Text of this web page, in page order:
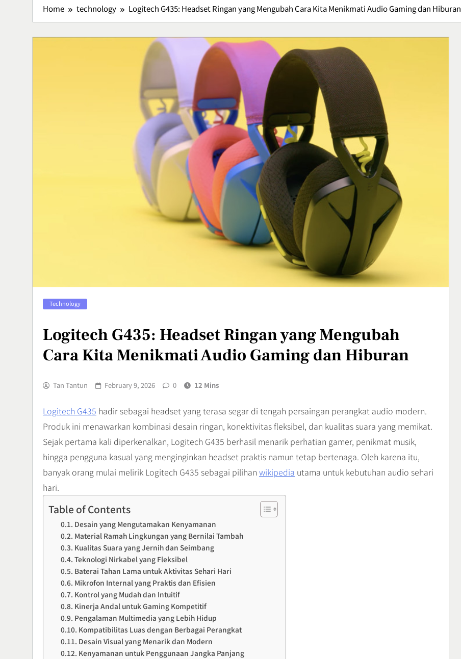
Home technology Logitech G435: Headset Ringan yang Mengubah Cara Kita Menikmati Audio Gaming dan Hiburan
Technology
Logitech G435: Headset Ringan yang Mengubah
Cara Kita Menikmati Audio Gaming dan Hiburan
Tan Tantun February 9, 2026 0 12 Mins
Logitech G435 hadir sebagai headset yang terasa segar di tengah persaingan perangkat audio modern.
Produk ini menawarkan kombinasi desain ringan, konektivitas fleksibel, dan kualitas suara yang memikat.
Sejak pertama kali diperkenalkan, Logitech G435 berhasil menarik perhatian gamer, penikmat musik,
hingga pengguna kasual yang menginginkan headset praktis namun tetap bertenaga. Oleh karena itu,
banyak orang mulai melirik Logitech G435 sebagai pilihan wikipedia utama untuk kebutuhan audio sehari
hari.
Table of Contents
Desain yang Mengutamakan Kenyamanan
Material Ramah Lingkungan yang Bernilai Tambah
Kualitas Suara yang Jernih dan Seimbang
Teknologi Nirkabel yang Fleksibel
Baterai Tahan Lama untuk Aktivitas Sehari Hari
Mikrofon Internal yang Praktis dan Efisien
Kontrol yang Mudah dan Intuitif
Kinerja Andal untuk Gaming Kompetitif
Pengalaman Multimedia yang Lebih Hidup
Kompatibilitas Luas dengan Berbagai Perangkat
Desain Visual yang Menarik dan Modern
Kenyamanan untuk Penggunaan Jangka Panjang
Lavio Hiking E95, Sepatu
Hiking Nyaman untuk
Petualangan
Lifestyle
Lawar Bali, Kuliner
Tradisional yang Sarat Cita
Rasa
Culinary
Vertigo Akut: Gejala,
Penyebab, dan Cara
Menanganinya
8
Crispy Cheese Bombs,
Camilan Renyah dengan
Ledakan Keju yang Sulit
Ditolak
Kuliner
2
Ikan Fillet Saus Rempah,
Sajian Lezat dengan Aroma
Kaya yang Menggugah
Selera
Kuliner
3
Sunrise Point Cukul,
Destinasi Hits dengan
Panorama Pagi
Travel
4